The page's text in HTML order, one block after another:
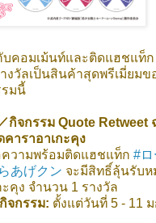
คอมเม้นท์และติดแฮชแท็ก
งวัลเป็นสินค้าสุดพรีเมี่ยมข
รมนี้
กิจกรรม Quote Retweet
าราอาเกะคุง
วามพร้อมติดแฮชแท็ก #ロ
あげクン จะมีสิทธิ์ลุ้นรับห
คุง จำนวน 1 รางวัล
จกรรม: ตั้งแต่วันที่ 5 - 11